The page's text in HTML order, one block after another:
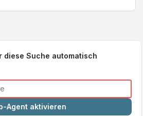
diese Suche automatisch
Agent aktivieren